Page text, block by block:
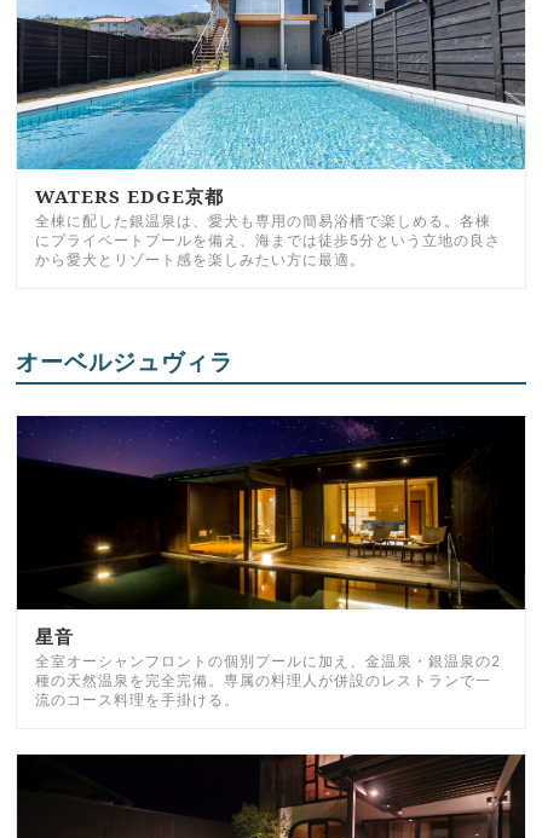
WATERS EDGE京都
全棟に配した銀温泉は、愛犬も専用の簡易浴槽で楽しめる。各棟
にプライベートプールを備え、海までは徒歩5分という立地の良さ
から愛犬とリゾート感を楽しみたい方に最適。
オーベルジュヴィラ
星音
全室オーシャンフロントの個別プールに加え、金温泉・銀温泉の2
種の天然温泉を完全完備。専属の料理人が併設のレストランで一
流のコース料理を手掛ける。